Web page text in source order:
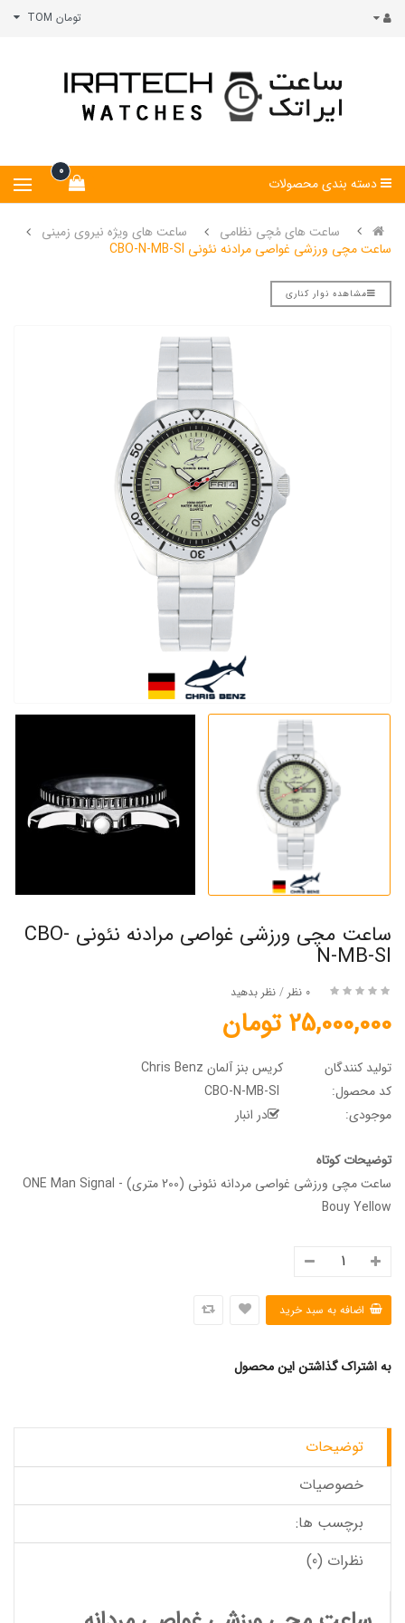
تومان TOM
0
دسته بندی محصولات
ساعت های مُچی نظامی
ساعت های ویژه نیروی زمینی
ساعت مچی ورزشی غواصی مرادنه نئونی CBO-N-MB-SI
مشاهده نوار کناری
ساعت مچی ورزشی غواصی مرادنه نئونی CBO-
N-MB-SI
0 نظر / نظر بدهید
25,000,000 تومان
تولید کنندگان
کریس بنز آلمان Chris Benz
کد محصول:
موجودی:
در انبار
توضیحات کوتاه
ساعت مچی ورزشی غواصی مردانه نئونی (200 متری) - ONE Man Signal
Bouy Yellow
به اشتراک گذاشتن این محصول
توضیحات
خصوصیات
برچسب ها:
نظرات (0)